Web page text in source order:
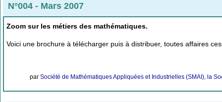
N°004 - Mars 2007
Zoom sur les métiers des mathématiques.
Voici une brochure à télécharger puis à distribuer, toutes affaires
par Société de Mathématiques Appliquées et Industrielles (SMAI), la